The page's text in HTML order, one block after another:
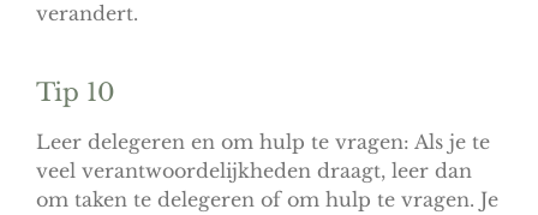
verandert.
Tip 10
Leer delegeren en om hulp te vragen: Als je te
veel verantwoordelijkheden draagt, leer dan
om taken te delegeren of om hulp te vragen. Je